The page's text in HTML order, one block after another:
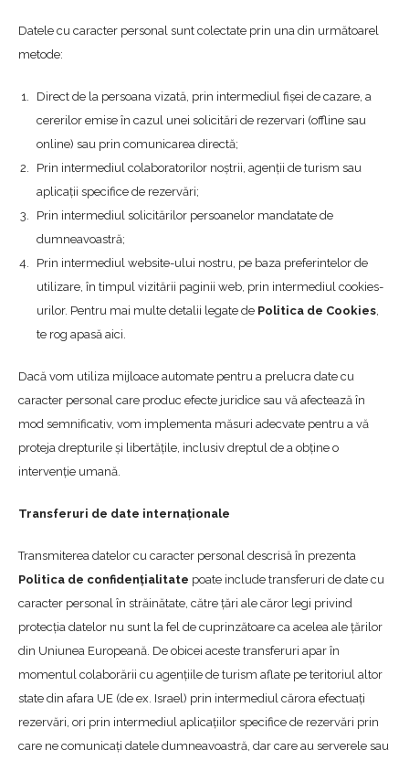
Datele cu caracter personal sunt colectate prin una din următoarel
metode:
Direct de la persoana vizată, prin intermediul fișei de cazare, a
cererilor emise în cazul unei solicitări de rezervari (offline sau
online) sau prin comunicarea directă;
Prin intermediul colaboratorilor noștrii, agenții de turism sau
aplicații specifice de rezervări;
Prin intermediul solicitărilor persoanelor mandatate de
dumneavoastră;
Prin intermediul website-ului nostru, pe baza preferintelor de
utilizare, în timpul vizitării paginii web, prin intermediul cookies-
urilor. Pentru mai multe detalii legate de Politica de Cookies,
te rog apasă aici.
Dacă vom utiliza mijloace automate pentru a prelucra date cu
caracter personal care produc efecte juridice sau vă afectează în
mod semnificativ, vom implementa măsuri adecvate pentru a vă
proteja drepturile și libertățile, inclusiv dreptul de a obține o
intervenție umană.
Transferuri de date internaționale
Transmiterea datelor cu caracter personal descrisă în prezenta
Politica de confidențialitate poate include transferuri de date cu
caracter personal în străinătate, către țări ale căror legi privind
protecția datelor nu sunt la fel de cuprinzătoare ca acelea ale țărilor
din Uniunea Europeană. De obicei aceste transferuri apar în
momentul colaborării cu agențiile de turism aflate pe teritoriul altor
state din afara UE (de ex. Israel) prin intermediul cărora efectuați
rezervări, ori prin intermediul aplicațiilor specifice de rezervări prin
care ne comunicați datele dumneavoastră, dar care au serverele sau